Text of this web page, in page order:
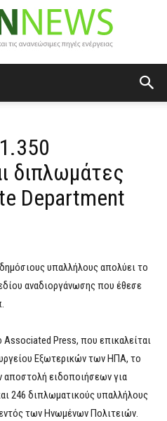
News
διπλωμάτες
Department
υπαλλήλους απολύει το
αναδιοργάνωσης που έθεσε
Press, που επικαλείται
Εξωτερικών των ΗΠΑ, το
ειδοποιήσεων για
246 διπλωματικούς υπαλλήλους
των Ηνωμένων Πολιτειών.